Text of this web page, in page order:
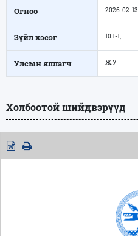
Огноо 2026-02-13
Зүйл хэсэг 10.1-1,
Улсын яллагч Ж.У
Холбоотой шийдвэрүүд